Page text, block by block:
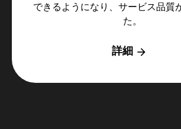
できるようになり、サービス品質
た。
詳細 arrow_forward